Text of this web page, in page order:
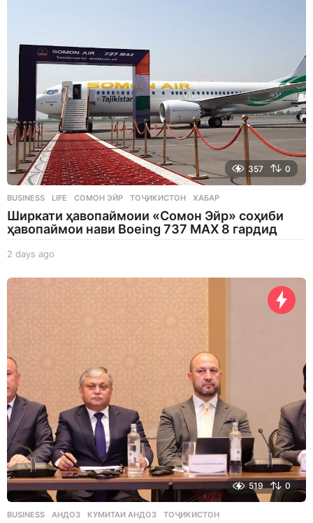
357 0
BUSINESS ,LIFE СОМОН ЭЙР ,ТОҶИКИСТОН ,ХАБАР
Ширкати ҳавопаймоии «Сомон Эйр» соҳиби
ҳавопаймои нави Boeing 737 MAX 8 гардид
2 days ago
a
519 0
BUSINESS АНДОЗ ,КУМИТАИ АНДОЗ ,ТОҶИКИСТОН